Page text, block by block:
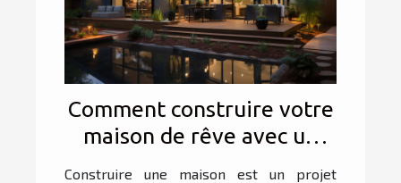
Comment construire votre
maison de rêve avec un
Construire une maison est un projet